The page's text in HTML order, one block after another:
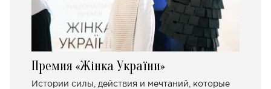
Премия «Жінка України»
Истории силы, действия и мечтаний, которые